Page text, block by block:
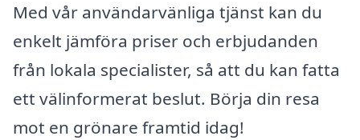
Med vår användarvänliga tjänst kan du
enkelt jämföra priser och erbjudanden
från lokala specialister, så att du kan fatta
ett välinformerat beslut. Börja din resa
mot en grönare framtid idag!